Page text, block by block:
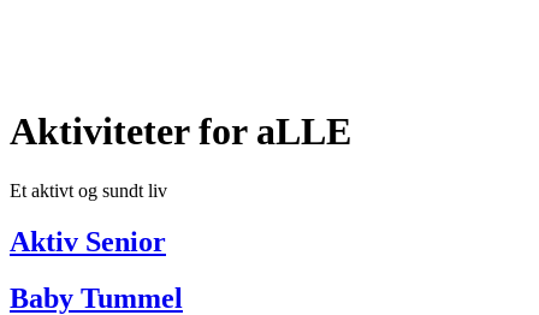
Aktiviteter for aLLE
Et aktivt og sundt liv
Aktiv Senior
Baby Tummel